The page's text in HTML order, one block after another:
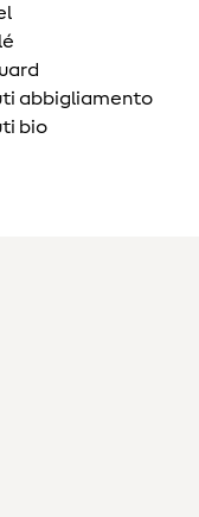
abbigliamento
bio